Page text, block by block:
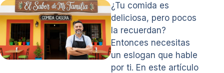
¿Tu comida es
deliciosa, pero pocos
la recuerdan?
Entonces necesitas
un eslogan que hable
por ti. En este artículo